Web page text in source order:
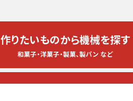
作りたいものから機械を探す
和菓子・洋菓子・製菓、製パン など